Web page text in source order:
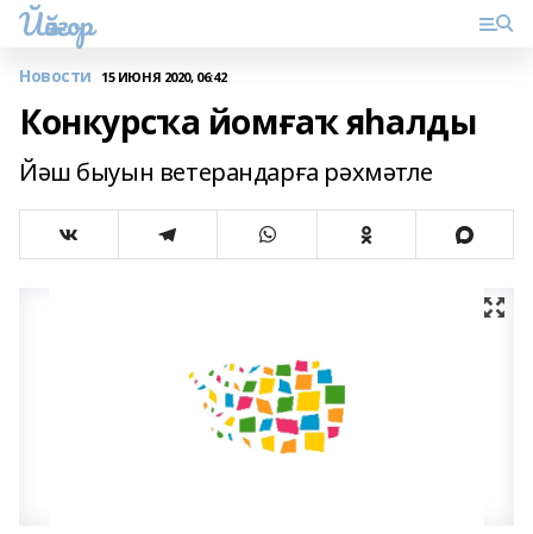
Йәйғор
Новости 15 ИЮНЯ 2020, 06:42
Конкурсҡа йомғаҡ яһалды
Йәш быуын ветерандарға рәхмәтле